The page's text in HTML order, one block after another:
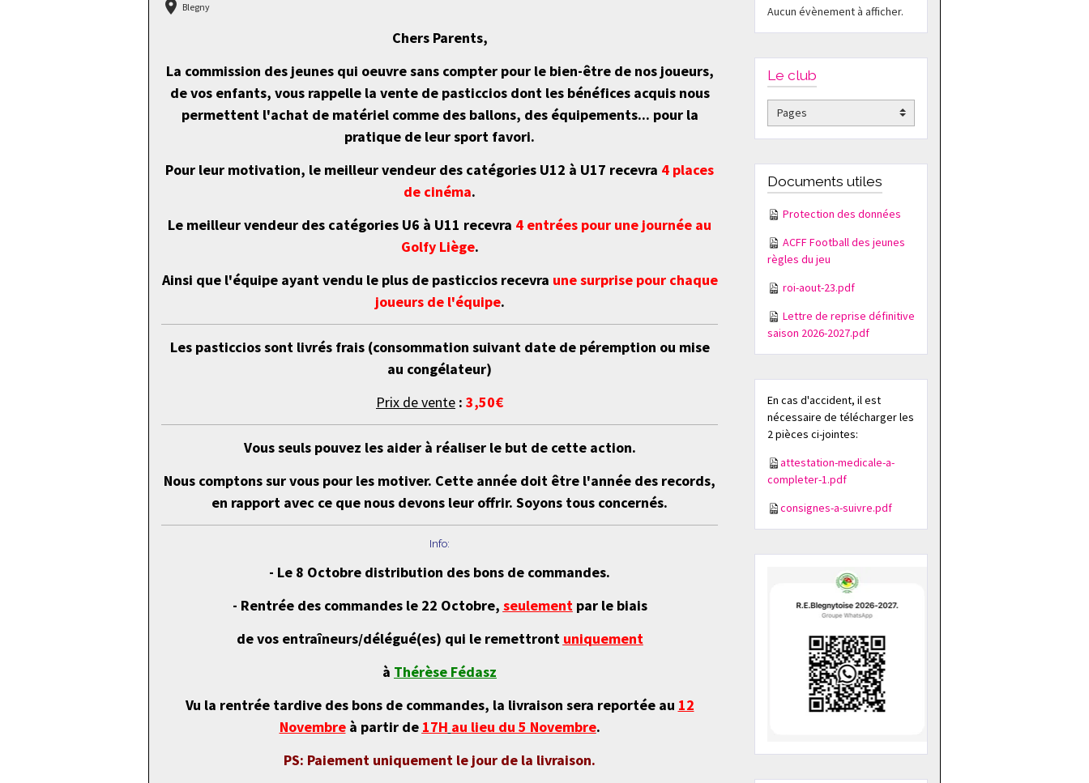
Blegny
Chers Parents,
La commission des jeunes qui oeuvre sans compter pour le bien-être de nos joueurs,
de vos enfants, vous rappelle la vente de pasticcios dont les bénéfices acquis nous
permettent l'achat de matériel comme des ballons, des équipements... pour la
pratique de leur sport favori.
Pour leur motivation, le meilleur vendeur des catégories U12 à U17 recevra 4 places
de cinéma.
Le meilleur vendeur des catégories U6 à U11 recevra 4 entrées pour une journée au
Golfy Liège.
Ainsi que l'équipe ayant vendu le plus de pasticcios recevra une surprise pour chaque
joueurs de l'équipe.
Les pasticcios sont livrés frais (consommation suivant date de péremption ou mise
au congélateur)
Prix de vente : 3,50€
Vous seuls pouvez les aider à réaliser le but de cette action.
Nous comptons sur vous pour les motiver. Cette année doit être l'année des records,
en rapport avec ce que nous devons leur offrir. Soyons tous concernés.
Info:
- Le 8 Octobre distribution des bons de commandes.
- Rentrée des commandes le 22 Octobre, seulementpar le biais
de vos entraîneurs/délégué(es) qui le remettront uniquement
à Thérèse Fédasz
Vu la rentrée tardive des bons de commandes, la livraison sera reportée au 12
Novembreà partir de 17H au lieu du 5 Novembre.
PS: Paiement uniquement le jour de la livraison.
Aucun évènement à afficher.
Le club
Documents utiles
Protection des données
ACFF Football des jeunes
règles du jeu
roi-aout-23.pdf
Lettre de reprise définitive
saison 2026-2027.pdf
En cas d'accident, il est
nécessaire de télécharger les
2 pièces ci-jointes:
attestation-medicale-a-
completer-1.pdf
consignes-a-suivre.pdf